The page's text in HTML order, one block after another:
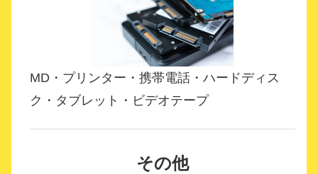
MD・プリンター・携帯電話・ハードディス
ク・タブレット・ビデオテープ
その他